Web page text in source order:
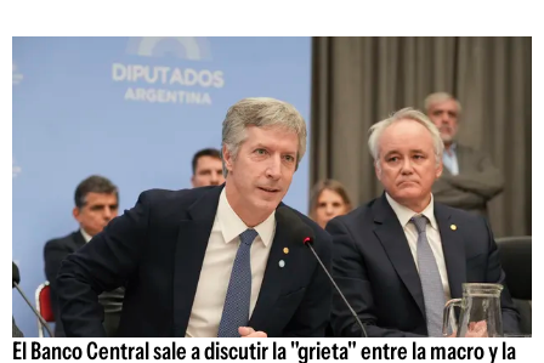
El Banco Central sale a discutir la "grieta" entre la macro y la